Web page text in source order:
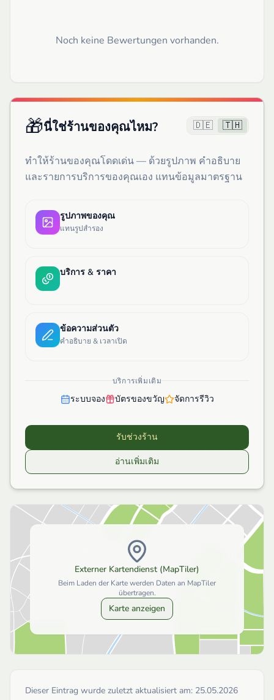
Noch keine Bewertungen vorhanden.
🎁นี่ใช่ร้านของคุณไหม? 🇩🇪 🇹🇭
ทำให้ร้านของคุณโดดเด่น — ด้วยรูปภาพ คำอธิบาย
และรายการบริการของคุณเอง แทนข้อมูลมาตรฐาน
รูปภาพของคุณ
แทนรูปสำรอง
บริการ & ราคา
ข้อความส่วนตัว
คำอธิบาย & เวลาเปิด
บริการเพิ่มเติม
ระบบจอง บัตรของขวัญ จัดการรีวิว
รับช่วงร้าน
อ่านเพิ่มเติม
Externer Kartendienst (MapTiler)
Beim Laden der Karte werden Daten an MapTiler
übertragen.
Karte anzeigen
Dieser Eintrag wurde zuletzt aktualisiert am: 25.05.2026